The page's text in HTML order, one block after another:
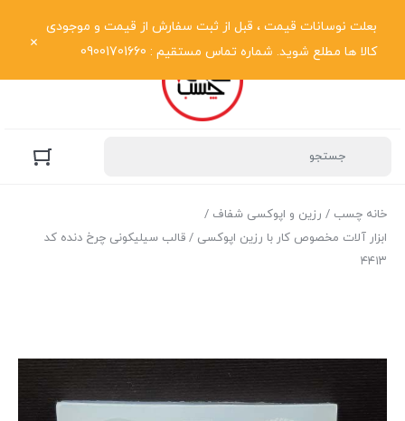
بعلت نوسانات قیمت ، قبل از ثبت سفارش از قیمت و موجودی
کالا ها مطلع شوید. شماره تماس مستقیم : 09001701660
خانه چسب / رزین و اپوکسی شفاف /
ابزار آلات مخصوص کار با رزین اپوکسی / قالب سیلیکونی چرخ دنده کد
۴۴۱۳